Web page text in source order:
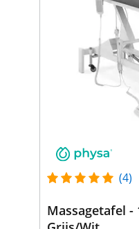
(4)
Massagetafel -